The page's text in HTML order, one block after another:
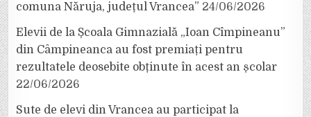
comuna Năruja, județul Vrancea” 24/06/2026
Elevii de la Școala Gimnazială „Ioan Cîmpineanu”
din Câmpineanca au fost premiați pentru
rezultatele deosebite obținute în acest an școlar
22/06/2026
Sute de elevi din Vrancea au participat la